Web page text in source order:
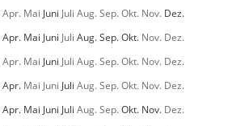
Apr. Mai Juni Juli Aug.Sep.Okt. Nov. Dez.
Apr. Mai Juni Juli Aug.Sep.Okt. Nov. Dez.
Apr. Mai Juni Juli Aug.Sep.Okt. Nov. Dez.
Apr. Mai Juni Juli Aug.Sep.Okt. Nov. Dez.
Apr. Mai Juni Juli Aug.Sep.Okt. Nov. Dez.